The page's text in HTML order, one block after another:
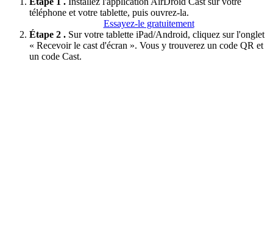
téléphone et votre tablette, puis ouvrez-la.
Essayez-le gratuitement
Étape 2 . Sur votre tablette iPad/Android, cliquez sur l'onglet
« Recevoir le cast d'écran ». Vous y trouverez un code QR et
un code Cast.